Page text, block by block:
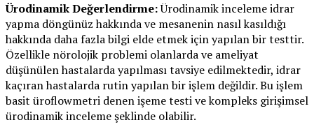
Ürodinamik Değerlendirme:Ürodinamik inceleme idrar
yapma döngünüz hakkında ve mesanenin nasıl kasıldığı
hakkında daha fazla bilgi elde etmek için yapılan bir testtir.
Özellikle nörolojik problemi olanlarda ve ameliyat
düşünülen hastalarda yapılması tavsiye edilmektedir, idrar
kaçıran hastalarda rutin yapılan bir işlem değildir. Bu işlem
basit üroflowmetri denen işeme testi ve kompleks girişimsel
ürodinamik inceleme şeklinde olabilir.